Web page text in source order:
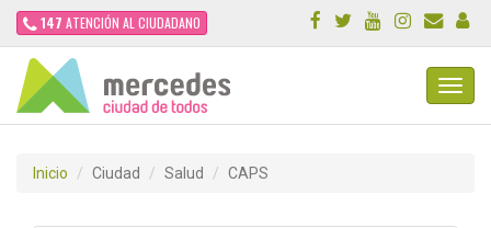
147 ATENCIÓN AL CIUDADANO
Inicio Ciudad Salud CAPS